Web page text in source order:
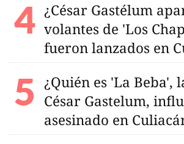
¿César Gastélum
volantes de 'Los
fueron lanzados en
¿Quién es 'La Beba',
César Gastelum,
asesinado en